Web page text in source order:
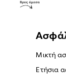
Μικτή
Ετήσια